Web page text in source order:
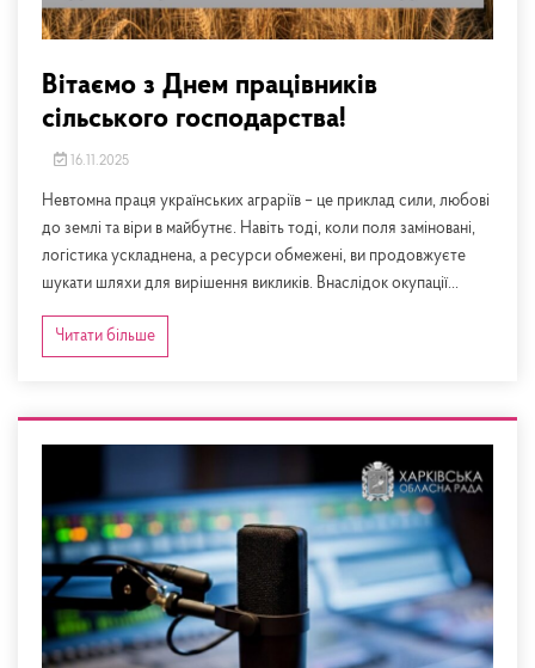
Вітаємо з Днем працівників
сільського господарства!
16.11.2025
Невтомна праця українських аграріїв – це приклад сили, любові
до землі та віри в майбутнє. Навіть тоді, коли поля заміновані,
логістика ускладнена, а ресурси обмежені, ви продовжуєте
шукати шляхи для вирішення викликів. Внаслідок окупації...
Читати більше